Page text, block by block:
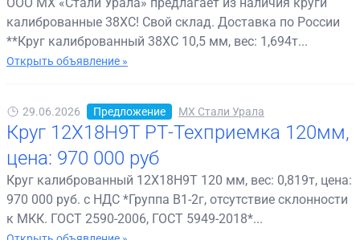
калиброванные 38ХС! Свой склад. Доставка по России
**Круг калиброванный 38ХС 10,5 мм, вес: 1,694т...
Открыть объявление »
29.06.2026 Предложение МХ Стали Урала
Круг 12Х18Н9Т РТ-Техприемка 120мм,
цена: 970 000 руб
Круг калиброванный 12Х18Н9Т 120 мм, вес: 0,819т, цена:
970 000 руб. с НДС *Группа В1-2г, отсутствие склонности
к МКК. ГОСТ 2590-2006, ГОСТ 5949-2018*...